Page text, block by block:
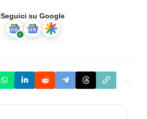
Seguici su Google